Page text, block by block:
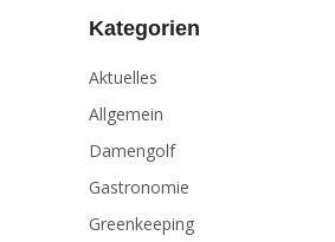
Kategorien
Aktuelles
Allgemein
Damengolf
Gastronomie
Greenkeeping